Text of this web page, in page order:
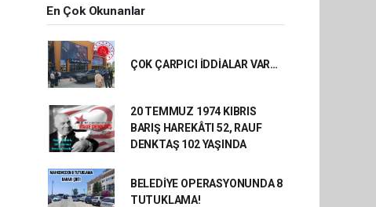
En Çok Okunanlar
ÇOK ÇARPICI İDDİALAR VAR…
20 TEMMUZ 1974 KIBRIS
BARIŞ HAREKÂTI 52, RAUF
DENKTAŞ 102 YAŞINDA
BELEDİYE OPERASYONUNDA 8
TUTUKLAMA!